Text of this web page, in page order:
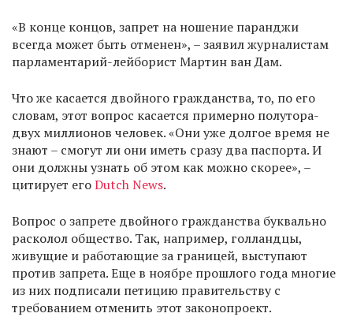
«В конце концов, запрет на ношение паранджи
всегда может быть отменен», – заявил журналистам
парламентарий-лейборист Мартин ван Дам.
Что же касается двойного гражданства, то, по его
словам, этот вопрос касается примерно полутора-
двух миллионов человек. «Они уже долгое время не
знают – смогут ли они иметь сразу два паспорта. И
они должны узнать об этом как можно скорее», –
цитирует егоDutch News.
Вопрос о запрете двойного гражданства буквально
расколол общество. Так, например, голландцы,
живущие и работающие за границей, выступают
против запрета. Еще в ноябре прошлого года многие
из них подписали петицию правительству с
требованием отменить этот законопроект.